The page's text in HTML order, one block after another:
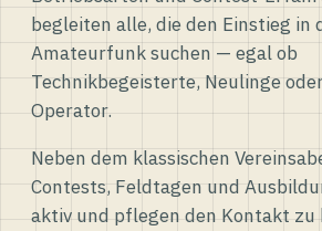
begleiten alle, die den Einstieg in
Amateurfunk suchen — egal ob
Technikbegeisterte, Neulinge
Operator.
Neben dem klassischen
Contests, Feldtagen und
aktiv und pflegen den Kontakt zu